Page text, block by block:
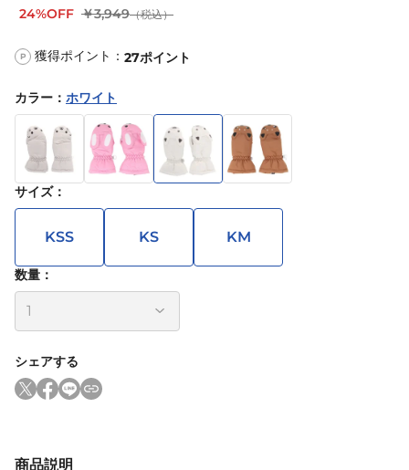
24%OFF ￥3,949（税込）
P 獲得ポイント： 27ポイント
カラー ： ホワイト
サイズ：
KSS KS KM
数量：
シェアする
商品説明